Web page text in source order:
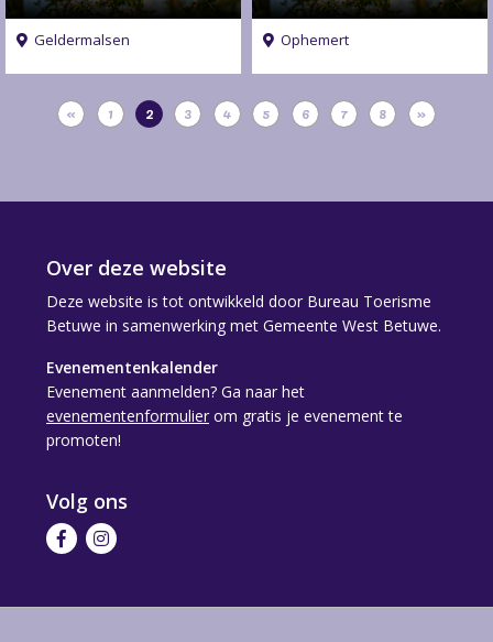
Geldermalsen Ophemert
« 1 2 3 4 5 6 7 8 »
Over deze website
Deze website is tot ontwikkeld door Bureau Toerisme
Betuwe in samenwerking met Gemeente West Betuwe.
Evenementenkalender
Evenement aanmelden? Ga naar het
evenementenformulier om gratis je evenement te
promoten!
Volg ons
Volg Volg